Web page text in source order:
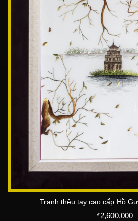
Tranh thêu tay cao cấp Hồ
₫2,600,000